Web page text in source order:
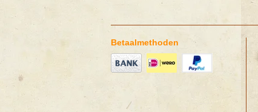
Betaalmethoden